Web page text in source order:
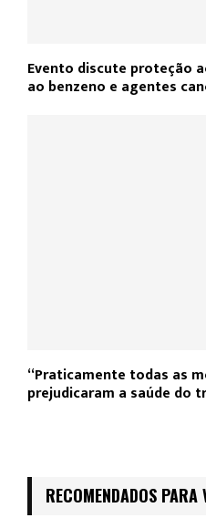
Evento discute proteção
ao benzeno e agentes
“Praticamente todas as
prejudicaram a saúde do
RECOMENDADOS PARA